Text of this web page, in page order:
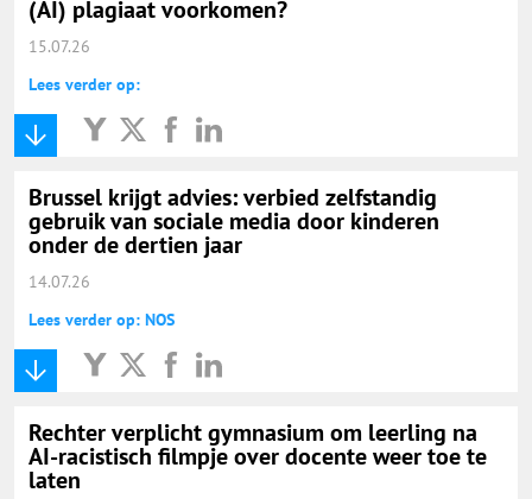
(AI) plagiaat voorkomen?
15.07.26
Lees verder op:
Brussel krijgt advies: verbied zelfstandig
gebruik van sociale media door kinderen
onder de dertien jaar
14.07.26
Lees verder op: NOS
Rechter verplicht gymnasium om leerling na
AI-racistisch filmpje over docente weer toe te
laten